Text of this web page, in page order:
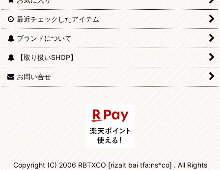
最近チェックしたアイテム
ブランドについて
【取り扱いSHOP】
お問い合せ
Copyright (C) 2006 RBTXCO [rizalt bai tfa:ns*co] . All Rights